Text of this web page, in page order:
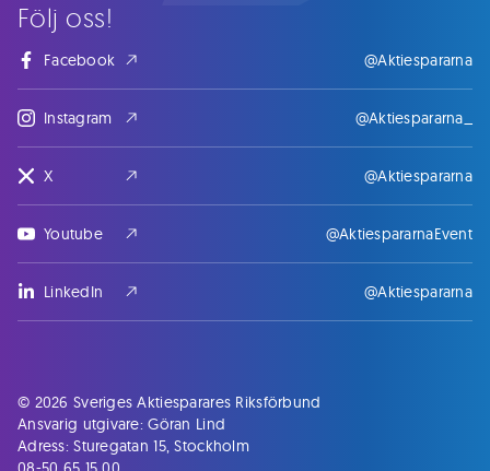
Följ oss!
Facebook @Aktiespararna
Instagram @Aktiespararna_
X @Aktiespararna
Youtube @AktiespararnaEvent
LinkedIn @Aktiespararna
© 2026 Sveriges Aktiesparares Riksförbund
Ansvarig utgivare: Göran Lind
Adress: Sturegatan 15, Stockholm